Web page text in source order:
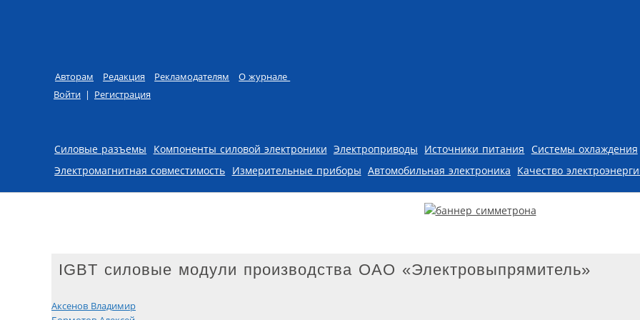
Авторам Редакция Рекламодателям
О журнале
Войти | Регистрация
Skip to content
Силовые разъемы Компоненты силовой электроники Электроприводы Источники питания Системы охлаждения
Электромагнитная совместимость Измерительные приборы Автомобильная электроника Качество
IGBT силовые модули производства ОАО «Электровыпрямитель»
Аксенов Владимир